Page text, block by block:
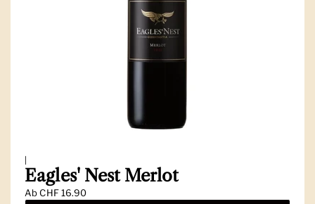
|
Eagles' Nest Merlot
AbCHF 16.90